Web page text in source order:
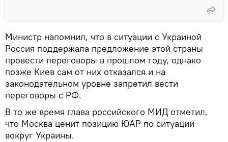
Министр напомнил, что в ситуации с Украиной
Россия поддержала предложение этой страны
провести переговоры в прошлом году, однако
позже Киев сам от них отказался и на
законодательном уровне запретил вести
переговоры с РФ.
В то же время глава российского МИД отметил,
что Москва ценит позицию ЮАР по ситуации
вокруг Украины.